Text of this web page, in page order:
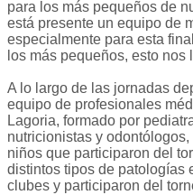
para los más pequeños de
está presente un equipo de
especialmente para esta
los más pequeños, esto nos
A lo largo de las jornadas
equipo de profesionales
Lagoria, formado por
nutricionistas y
niños que participaron del
distintos tipos de patologías
clubes y participaron del